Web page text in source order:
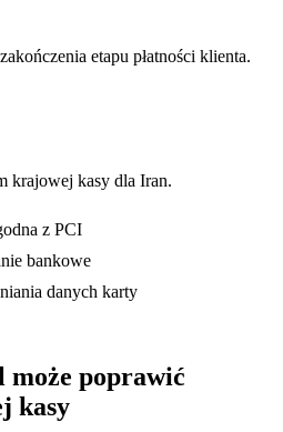
etapu płatności klienta.
krajowej kasy dla Iran.
z PCI
bankowe
danych karty
może poprawić
kasy